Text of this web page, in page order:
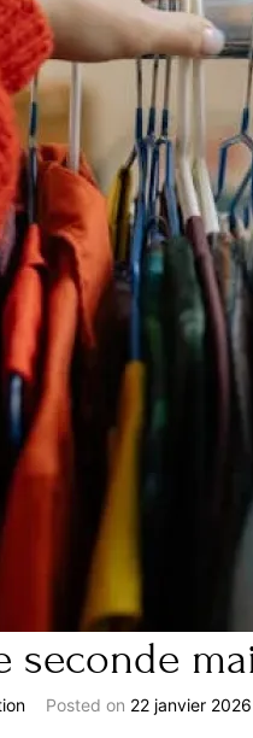
seconde
Posted on 22 janvier 2026